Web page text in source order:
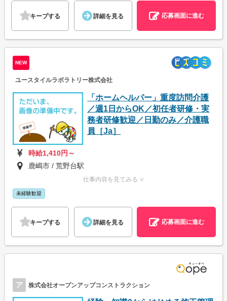
キープする 詳細を見る 応募画面に進む
NEW
ユースタイルラボラトリー株式会社
「ホームヘルパー」重度訪問介護
／週1日からOK／初任者研修・実
務者研修歓迎／日勤のみ／介護職
員［Ja］
時給1,410円～
鹿嶋市 / 荒野台駅
仕事内容を見てみる ∨
未経験歓迎
キープする 詳細を見る 応募画面に進む
ア 株式会社オープンアップコンストラクション